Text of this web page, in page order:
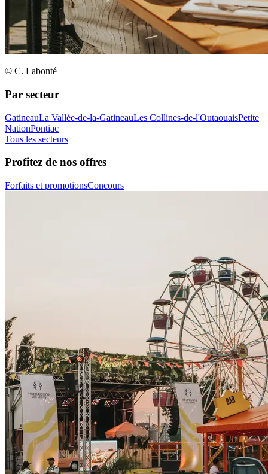
© C. Labonté
Par secteur
GatineauLa Vallée-de-la-GatineauLes Collines-de-l'OutaouaisPetite
NationPontiac
Tous les secteurs
Profitez de nos offres
Forfaits et promotionsConcours